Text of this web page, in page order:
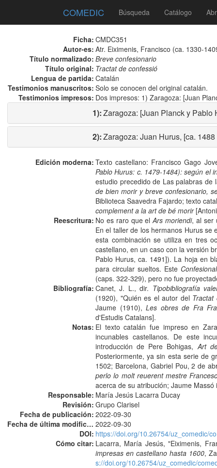
COMEDIC Búsqueda Catálogo
Ficha: CMDC351
Autor-es: Atr. Eiximenis, Francisco (ca. 1330-
Título normalizado: Breve confesionario
Título original: Tractat de confessió
Lengua de partida: Catalán
Testimonios manuscritos: Solo se conocen del original catalán.
Testimonios impresos: Dos impresos: 1) Zaragoza: [Juan
1):Zaragoza: [Juan Planck y Pablo
2):Zaragoza: Juan Hurus, [ca.
Edición moderna: Texto castellano: Francisco Gago
Pablo Hurus: c. 1479-1484): según el
estudio precedido de Las palabras
de bien morir y breve confesionario,
Biblioteca Saavedra Fajardo; texto
complement a la art de bé morir
Reescritura: No es raro que elArs moriendi, al ser
En el taller de los hermanos Hurus
esta combinación se utiliza en tres
castellano, en un caso con la versión
Pablo Hurus, ca. 1491]). La hoja en
para circular sueltos. Este Confesional
(caps. 322-329), pero no fue
Bibliografía: Canet, J. L., dir. Tipobibliografía
(1920), "Quién es el autor del Tractat
Jaume (1910),Les obres de Fra
d'Estudis Catalans].
Notas: El texto catalán fue impreso en
incunables castellanos. De este
introducción de Pere Bohigas,Art
Posteriormente, ya sin esta serie de
1502; Barcelona, Gabriel Pou, 2 de
perlo lo molt reuerent mestre
acerca de su atribución; Jaume
Responsable: María Jesús Lacarra Ducay
Revisión: Grupo Clarisel
Fecha de publicación: 2022-09-30
Fecha de última modificación: 2022-09-30
DOI: https://doi.org/10.26754/uz_comedic/
Cómo citar: Lacarra, María Jesús, "Eiximenis,
impresas en castellano hasta 1600,
s://doi.org/10.26754/uz_comedic/